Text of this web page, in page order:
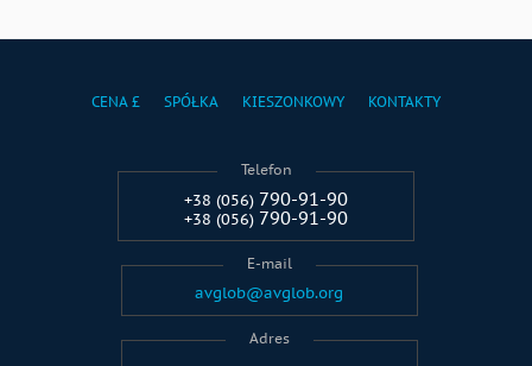
CENA £ SPÓŁKA KIESZONKOWY KONTAKTY
Telefon
+38 (056) 790-91-90
+38 (056) 790-91-90
E-mail
avglob@avglob.org
Adres